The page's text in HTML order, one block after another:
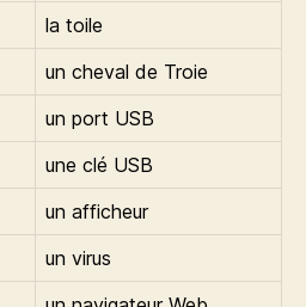
la toile
un cheval de Troie
un port USB
une clé USB
un afficheur
un virus